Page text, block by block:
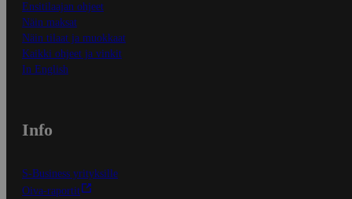
Ensitilaajan ohjeet
Näin maksat
Näin tilaat ja muokkaat
Kaikki ohjeet ja vinkit
In English
Info
S-Business yrityksille
Oiva-raportit